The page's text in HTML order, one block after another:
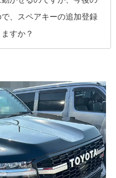
、スペアキーの追加登録
すか？